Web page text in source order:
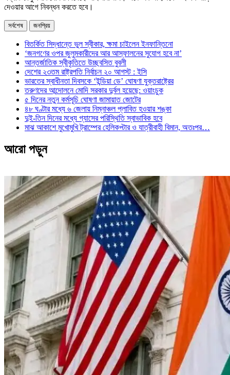
দেওয়ার আগে নিবন্ধন করতে হবে।
সর্বশেষ জনপ্রিয়
বিতর্কিত সিদ্ধান্তে ভুল স্বীকার, ক্ষমা চাইলেন ইনফান্তিনো
‘জনগণের ওপর জুলুমকারীদের আর আস্ফালনের সুযোগ হবে না’
আন্তর্জাতিক স্বীকৃতিতে উচ্ছ্বসিত বুবলী
দেশের ২৩তম রাষ্ট্রপতি নির্বাচন ২০ আগস্ট : ইসি
ভারতের স্বাধীনতা দিবসকে ‘ইন্ডিয়া ডে’ ঘোষণা যুক্তরাষ্ট্রের
তরুণদের আন্দোলনে মোদি সরকার দুর্বল হয়েছে: ওয়াংচুক
৫ দিনের নতুন কর্মসূচি ঘোষণা জামায়াত জোটের
৪৮ ঘণ্টার মধ্যে ৬ জেলায় নিম্নাঞ্চল প্লাবিত হওয়ার শঙ্কা
দুই-তিন দিনের মধ্যে গ্যাসের পরিস্থিতি স্বাভাবিক হবে
মাঝ আকাশে মুখোমুখি ট্রাম্পের হেলিকপ্টার ও যাত্রীবাহী বিমান, অতঃপর…
আরো পড়ুন